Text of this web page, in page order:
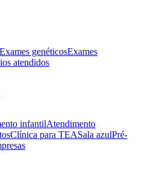
Exames genéticosExames
atendidos
infantilAtendimento
Clínica para TEASala azulPré-